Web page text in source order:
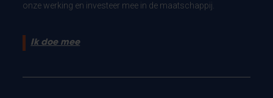
onze werking en investeer mee in de maatschappij.
Ik doe mee